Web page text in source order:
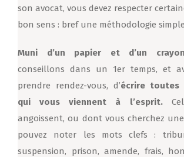
son avocat, vous devez respecter
bon sens : bref une méthodologie
Muni d’un papier et d’un crayon
conseillons dans un 1er temps, et
prendre rendez-vous, d’écrire toutes
qui vous viennent à l’esprit.
angoissent, ou dont vous cherchez
pouvez noter les mots clefs :
suspension, prison, amende, frais,